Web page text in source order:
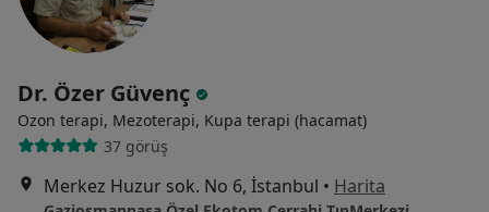
Dr. Özer Güvenç
Ozon terapi, Mezoterapi, Kupa terapi (hacamat)
37 görüş
Merkez Huzur sok. No 6, İstanbul • Harita